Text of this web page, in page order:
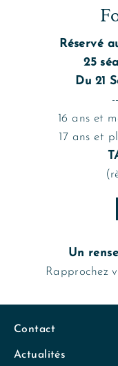
Réservé
25
Du 21
16 ans et
17 ans et
Un
Rapprochez
Contact
Actualités